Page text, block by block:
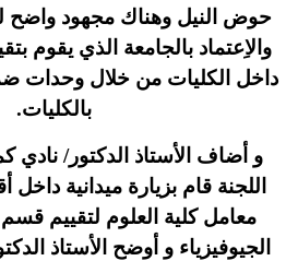
حوض النيل وهناك مجهود واضح
والاِعتماد بالجامعة الذي يقوم
داخل الكليات من خلال وحدات
بالكليات.
و أضاف الأستاذ الدكتور/ نادي
اللجنة قام بزيارة ميدانية
معامل كلية العلوم لتقييم
الجيوفيزياء و أوضح الأستاذ